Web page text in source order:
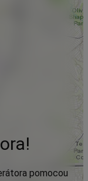
pomocou